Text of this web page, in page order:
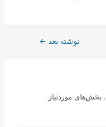
نوشته بعد ←
بخش‌های موردنیاز